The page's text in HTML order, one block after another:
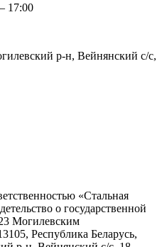
– 17:00
р-н, Вейнянский с/с,
«Стальная
о государственной
Могилевским
Республика Беларусь,